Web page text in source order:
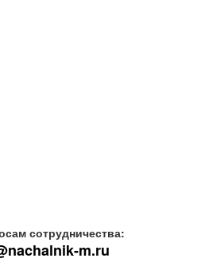
сотрудничества:
m.ru